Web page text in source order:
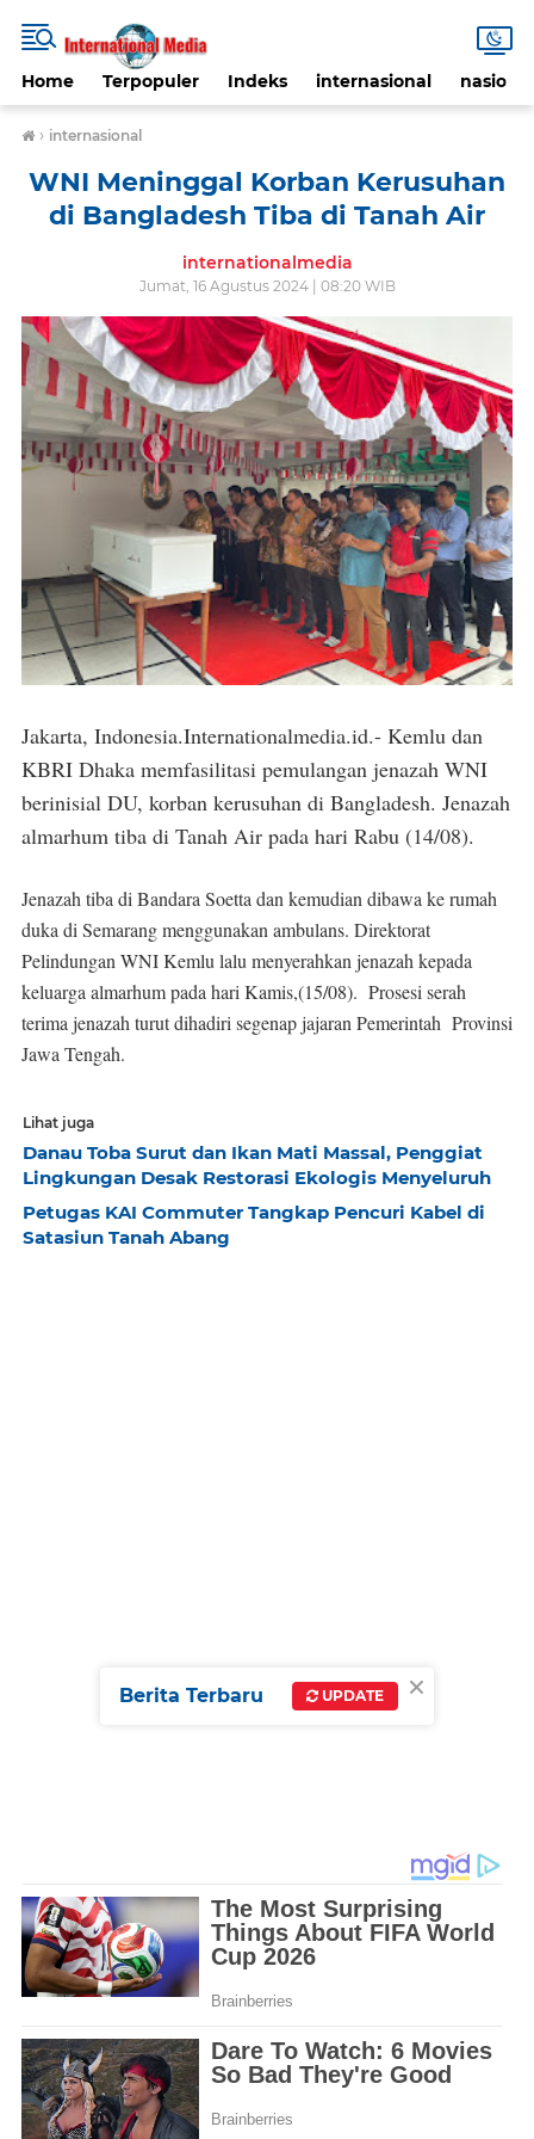
Home Terpopuler Indeks internasional nasional
› internasional
WNI Meninggal Korban Kerusuhan
di Bangladesh Tiba di Tanah Air
internationalmedia
Jumat, 16 Agustus 2024 | 08:20 WIB
Jakarta, Indonesia.Internationalmedia.id.- Kemlu dan
KBRI Dhaka memfasilitasi pemulangan jenazah WNI
berinisial DU, korban kerusuhan di Bangladesh. Jenazah
almarhum tiba di Tanah Air pada hari Rabu (14/08).
Jenazah tiba di Bandara Soetta dan kemudian dibawa ke rumah
duka di Semarang menggunakan ambulans. Direktorat
Pelindungan WNI Kemlu lalu menyerahkan jenazah kepada
keluarga almarhum pada hari Kamis,(15/08). Prosesi serah
terima jenazah turut dihadiri segenap jajaran Pemerintah Provinsi
Jawa Tengah.
Lihat juga
Danau Toba Surut dan Ikan Mati Massal, Penggiat
Lingkungan Desak Restorasi Ekologis Menyeluruh
Petugas KAI Commuter Tangkap Pencuri Kabel di
Satasiun Tanah Abang
×
Berita Terbaru UPDATE